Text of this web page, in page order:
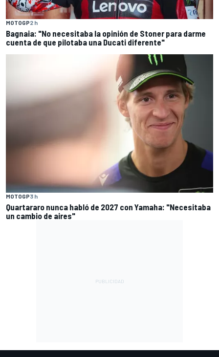
MOTOGP2 h
Bagnaia: "No necesitaba la opinión de Stoner para darme
cuenta de que pilotaba una Ducati diferente"
MOTOGP3 h
Quartararo nunca habló de 2027 con Yamaha: "Necesitaba
un cambio de aires"